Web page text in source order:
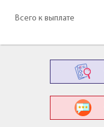
Всего к выплате